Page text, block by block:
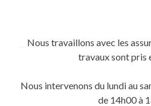
fenêtre)
Nous travaillons avec les
travaux sont pris
Nous intervenons du lundi au
de 14h00 à